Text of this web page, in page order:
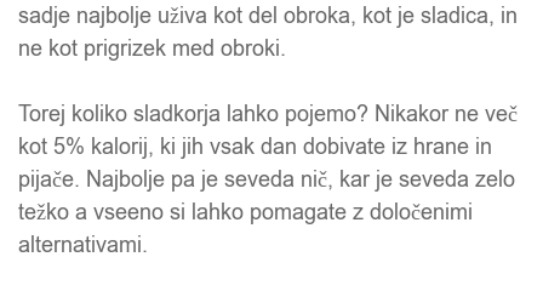
sadje najbolje uživa kot del obroka, kot je sladica, in
ne kot prigrizek med obroki.
Torej koliko sladkorja lahko pojemo? Nikakor ne več
kot 5% kalorij, ki jih vsak dan dobivate iz hrane in
pijače. Najbolje pa je seveda nič, kar je seveda zelo
težko a vseeno si lahko pomagate z določenimi
alternativami.